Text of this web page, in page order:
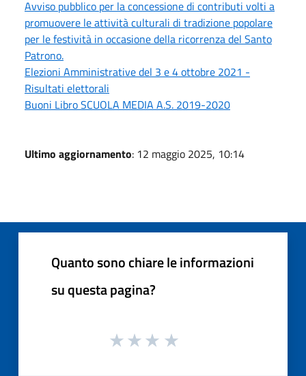
Avviso pubblico per la concessione di contributi volti a
promuovere le attività culturali di tradizione popolare
per le festività in occasione della ricorrenza del Santo
Patrono.
Elezioni Amministrative del 3 e 4 ottobre 2021 -
Risultati elettorali
Buoni Libro SCUOLA MEDIA A.S. 2019-2020
Ultimo aggiornamento: 12 maggio 2025, 10:14
Quanto sono chiare le informazioni
su questa pagina?